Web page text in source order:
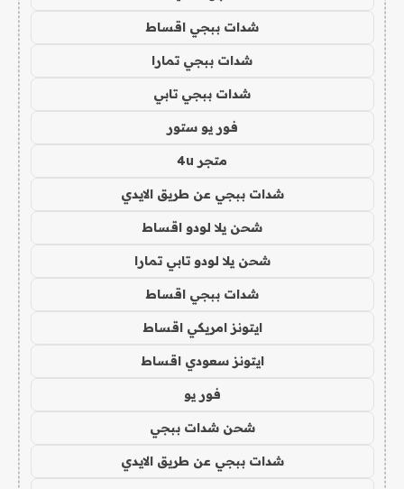
شدات ببجي اقساط
شدات ببجي تمارا
شدات ببجي تابي
فور يو ستور
متجر 4u
شدات ببجي عن طريق الايدي
شحن يلا لودو اقساط
شحن يلا لودو تابي تمارا
شدات ببجي اقساط
ايتونز امريكي اقساط
ايتونز سعودي اقساط
فور يو
شحن شدات ببجي
شدات ببجي عن طريق الايدي